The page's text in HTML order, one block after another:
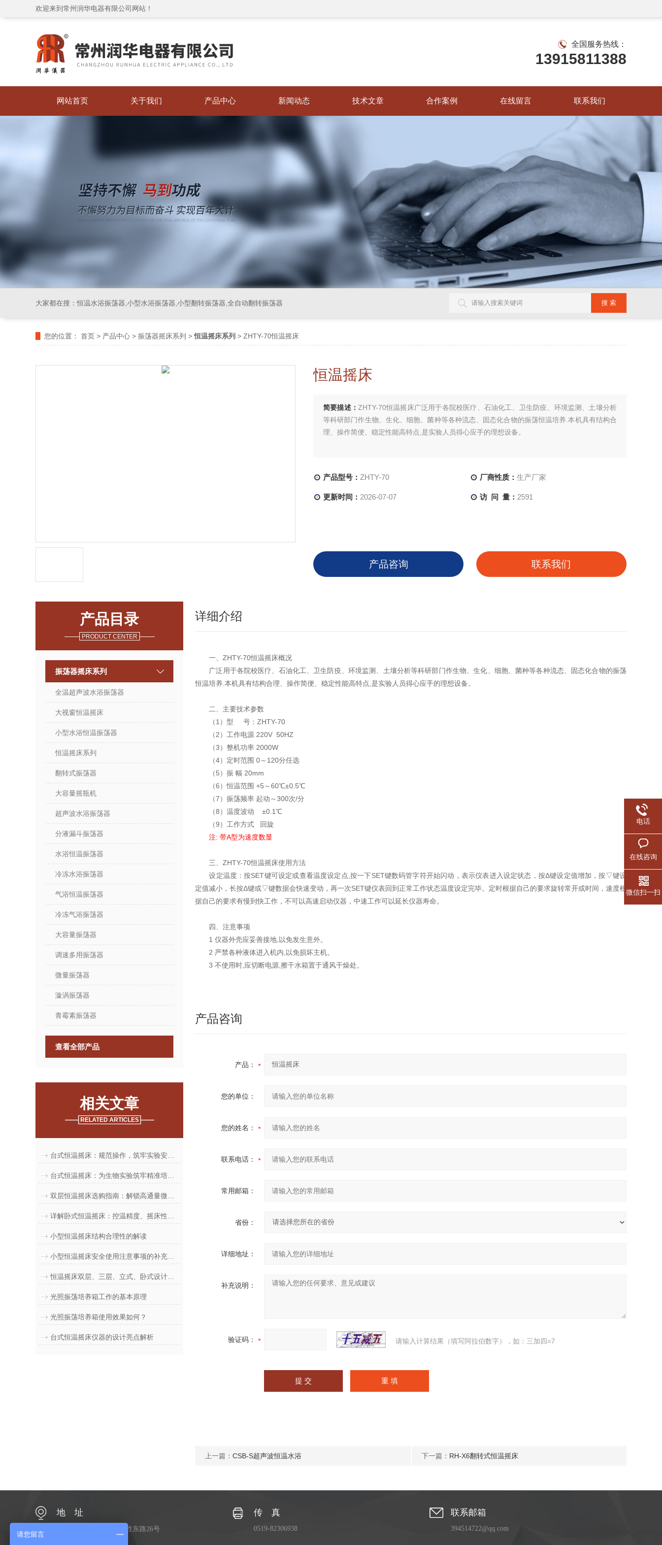
欢迎来到常州润华电器有限公司网站！
全国服务热线：
13915811388
网站首页 关于我们 产品中心 新闻动态 技术文章 合作案例 在线留言 联系我们
大家都在搜：恒温水浴振荡器,小型水浴振荡器,小型翻转振荡器,全自动翻转振荡器
您的位置： 首页 > 产品中心 > 振荡器摇床系列 >恒温摇床系列 > ZHTY-70恒温摇床
恒温摇床
简要描述： ZHTY-70恒温摇床广泛用于各院校医疗、石油化工、卫生防疫、环境监测、土壤分析
等科研部门作生物、生化、细胞、菌种等各种流态、固态化合物的振荡恒温培养.本机具有结构合
理、操作简便、稳定性能高特点,是实验人员得心应手的理想设备。
产品型号： ZHTY-70 厂商性质： 生产厂家
更新时间： 2026-07-07 访 问 量： 2591
产品咨询 联系我们
产品目录
PRODUCT CENTER
振荡器摇床系列
全温超声波水浴振荡器
大视窗恒温摇床
小型水浴恒温振荡器
恒温摇床系列
翻转式振荡器
大容量摇瓶机
超声波水浴振荡器
分液漏斗振荡器
水浴恒温振荡器
冷冻水浴振荡器
气浴恒温振荡器
冷冻气浴振荡器
大容量振荡器
调速多用振荡器
微量振荡器
漩涡振荡器
青霉素振荡器
查看全部产品
相关文章
RELATED ARTICLES
小型恒温摇床结构合理性的解读
光照振荡培养箱工作的基本原理
光照振荡培养箱使用效果如何？
台式恒温摇床仪器的设计亮点解析
详细介绍
一、ZHTY-70恒温摇床概况
广泛用于各院校医疗、石油化工、卫生防疫、环境监测、土壤分析等科研部门作生物、生化、细胞、菌种等各种流态、固态化合物的振荡
恒温培养.本机具有结构合理、操作简便、稳定性能高特点,是实验人员得心应手的理想设备。
二、主要技术参数
（1）型 号：ZHTY-70
（2） 工作电源 220V 50HZ
（3） 整机功率 2000W
（4） 定时范围 0～120分任选
（5） 振 幅 20mm
（6）恒温范围 +5～60℃±0.5℃
（7） 振荡频率 起动～300次/分
（8） 温度波动 ±0.1℃
（9） 工作方式 回旋
注: 带A型为速度数显
三、ZHTY-70恒温摇床使用方法
设定温度：按SET键可设定或查看温度设定点,按一下SET键数码管字符开始闪动，表示仪表进入设定状态，按Δ键设定值增加，按▽键设
定值减小，长按Δ键或▽键数据会快速变动，再一次SET键仪表回到正常工作状态温度设定完毕。定时根据自己的要求旋转常开或时间，速度根
据自己的要求有慢到快工作，不可以高速启动仪器，中速工作可以延长仪器寿命。
四、注意事项
1 仪器外壳应妥善接地,以免发生意外。
2 严禁各种液体进入机内,以免损坏主机。
3 不使用时,应切断电源,擦干水箱置于通风干燥处。
产品咨询
产品：
您的单位：
您的姓名：
联系电话：
常用邮箱：
省份：
详细地址：
补充说明：
验证码： 请输入计算结果（填写阿拉伯数字），如：三加四=7
上一篇： CSB-S超声波恒温水浴 下一篇： RH-X6翻转式恒温摇床
地 址
江苏省常州市金坛区金胜东路26号
传 真
0519-82306938
联系邮箱
394514722@qq.com
电话
在线咨询
微信扫一扫
请您留言